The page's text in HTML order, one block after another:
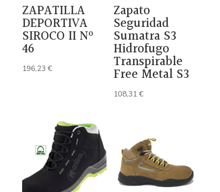
ZAPATILLA
DEPORTIVA
SIROCO II Nº
46
196,23 €
Zapato
Seguridad
Sumatra S3
Hidrofugo
Transpirable
Free Metal S3
108,31€